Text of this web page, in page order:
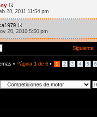
28, 2011 11:54 pm
20, 2010 5:50 pm
Siguiente
• Página 1 de 6 • 1 2 3 4 5 6